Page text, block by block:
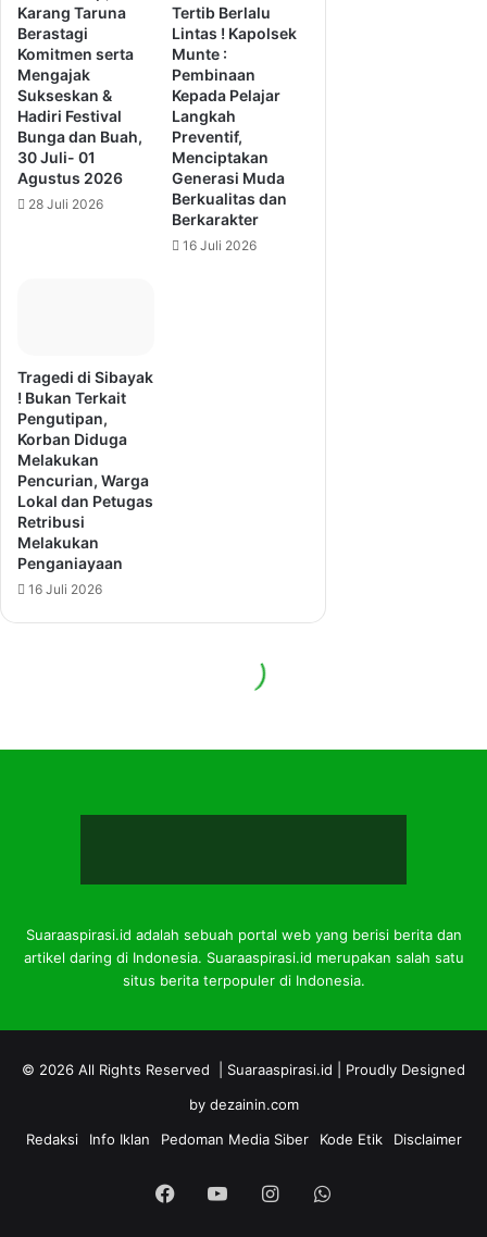
Suaraaspirasi.id adalah sebuah portal web yang berisi berita dan
artikel daring di Indonesia. Suaraaspirasi.id merupakan salah satu
situs berita terpopuler di Indonesia.
© 2026 All Rights Reserved | Suaraaspirasi.id | Proudly Designed
by dezainin.com
Redaksi
Info Iklan Pedoman Media Siber Kode Etik Disclaimer
FacebookYouTubeInstagramWhatsApp